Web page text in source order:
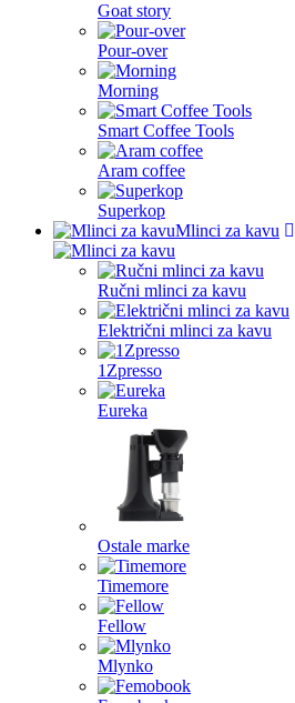
Goat story
Pour-over
Morning
Smart Coffee Tools
Aram coffee
Superkop
Mlinci za kavu
Ručni mlinci za kavu
Električni mlinci za kavu
1Zpresso
Eureka
Ostale marke
Timemore
Fellow
Mlynko